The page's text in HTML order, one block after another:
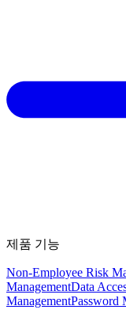
제품 기능
Non-Employee Risk
ManagementData
ManagementPassword